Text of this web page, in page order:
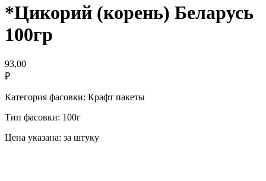
*Цикорий (корень) Беларусь
100гр
93,00
₽
Категория фасовки: Крафт пакеты
Тип фасовки: 100г
Цена указана: за штуку